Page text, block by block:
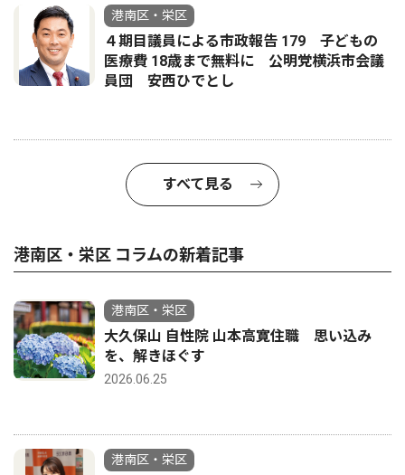
港南区・栄区
４期目議員による市政報告 179 子どもの
医療費 18歳まで無料に 公明党横浜市会議
員団 安西ひでとし
すべて見る
港南区・栄区 コラムの新着記事
港南区・栄区
大久保山 自性院 山本高寛住職 思い込み
を、解きほぐす
2026.06.25
港南区・栄区